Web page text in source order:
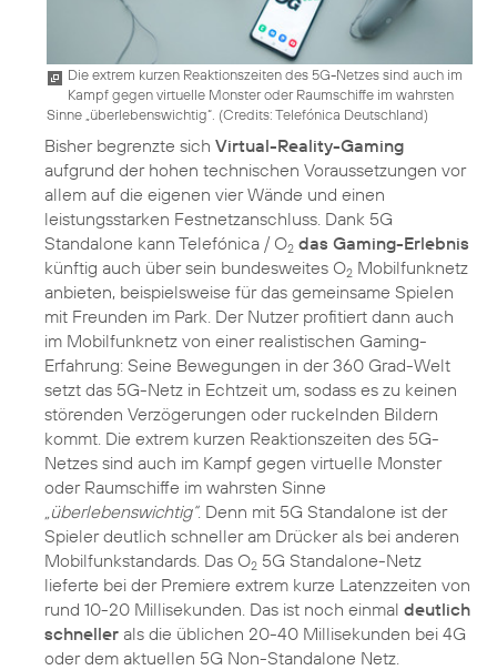
Die extrem kurzen Reaktionszeiten des 5G-Netzes sind auch im
Kampf gegen virtuelle Monster oder Raumschiffe im wahrsten
Sinne „überlebenswichtig“. (Credits: Telefónica Deutschland)
Bisher begrenzte sich Virtual-Reality-Gaming
aufgrund der hohen technischen Voraussetzungen vor
allem auf die eigenen vier Wände und einen
leistungsstarken Festnetzanschluss. Dank 5G
Standalone kann Telefónica / O2 das Gaming-Erlebnis
künftig auch über sein bundesweites O2 Mobilfunknetz
anbieten, beispielsweise für das gemeinsame Spielen
mit Freunden im Park. Der Nutzer profitiert dann auch
im Mobilfunknetz von einer realistischen Gaming-
Erfahrung: Seine Bewegungen in der 360 Grad-Welt
setzt das 5G-Netz in Echtzeit um, sodass es zu keinen
störenden Verzögerungen oder ruckelnden Bildern
kommt. Die extrem kurzen Reaktionszeiten des 5G-
Netzes sind auch im Kampf gegen virtuelle Monster
oder Raumschiffe im wahrsten Sinne
„überlebenswichtig“. Denn mit 5G Standalone ist der
Spieler deutlich schneller am Drücker als bei anderen
Mobilfunkstandards. Das O2 5G Standalone-Netz
lieferte bei der Premiere extrem kurze Latenzzeiten von
rund 10-20 Millisekunden. Das ist noch einmal deutlich
schneller als die üblichen 20-40 Millisekunden bei 4G
oder dem aktuellen 5G Non-Standalone Netz.